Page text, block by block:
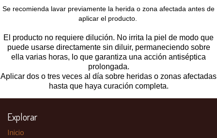
Se recomienda lavar previamente la herida o zona afectada antes de
aplicar el producto.
El producto no requiere dilución. No irrita la piel de modo que
puede usarse directamente sin diluir, permaneciendo sobre
ella varias horas, lo que garantiza una acción antiséptica
prolongada.
Aplicar dos o tres veces al día sobre heridas o zonas afectadas
hasta que haya curación completa.
Explorar
Inicio